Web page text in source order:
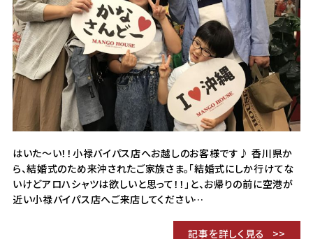
はいた～い！！小禄バイパス店へお越しのお客様です♪ 香川県か
ら、結婚式のため来沖されたご家族さま。「結婚式にしか行けてな
いけどアロハシャツは欲しいと思って！！」と、お帰りの前に空港が
近い小禄バイパス店へご来店してください…
記事を詳しく見る